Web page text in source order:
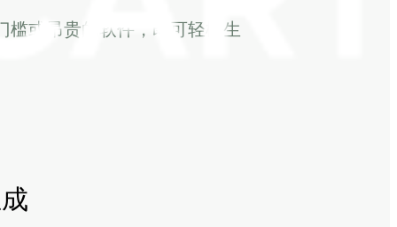
槛或昂贵的软件，即可轻松生